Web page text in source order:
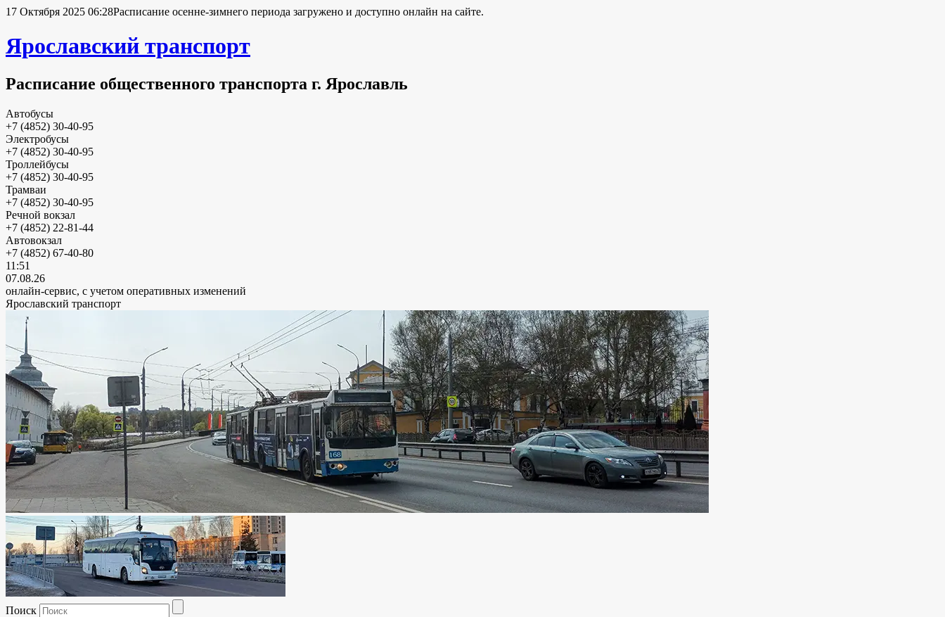
17 Октября 2025 06:28Расписание осенне-зимнего периода загружено и доступно онлайн на сайте.
Ярославский транспорт
Расписание общественного транспорта г. Ярославль
Автобусы
+7 (4852) 30-40-95
Электробусы
+7 (4852) 30-40-95
Троллейбусы
+7 (4852) 30-40-95
Трамваи
+7 (4852) 30-40-95
Речной вокзал
+7 (4852) 22-81-44
Автовокзал
+7 (4852) 67-40-80
11:51
07.08.26
онлайн-сервис, с учетом оперативных изменений
Ярославский транспорт
Поиск